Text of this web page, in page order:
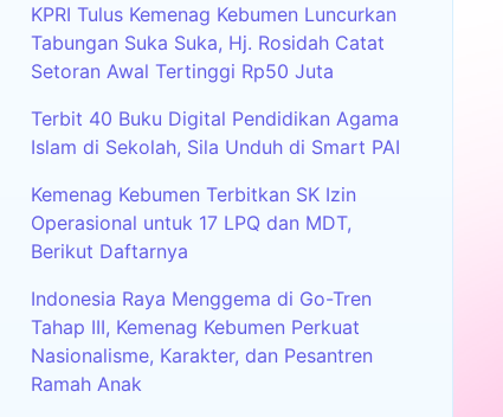
KPRI Tulus Kemenag Kebumen Luncurkan
Tabungan Suka Suka, Hj. Rosidah Catat
Setoran Awal Tertinggi Rp50 Juta
Terbit 40 Buku Digital Pendidikan Agama
Islam di Sekolah, Sila Unduh di Smart PAI
Kemenag Kebumen Terbitkan SK Izin
Operasional untuk 17 LPQ dan MDT,
Berikut Daftarnya
Indonesia Raya Menggema di Go-Tren
Tahap III, Kemenag Kebumen Perkuat
Nasionalisme, Karakter, dan Pesantren
Ramah Anak